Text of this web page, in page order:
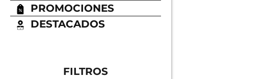
PROMOCIONES
DESTACADOS
FILTROS